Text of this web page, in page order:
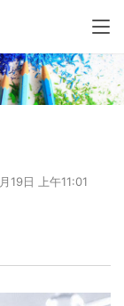
19日 上午11:01